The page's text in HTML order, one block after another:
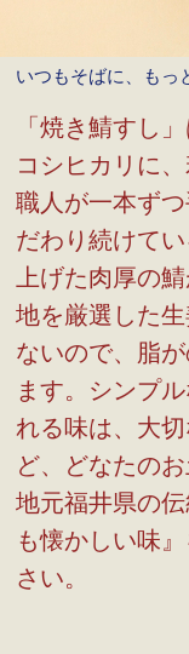
いつもそばに、もっ
「焼き鯖すし
コシヒカリに
職人が一本ず
だわり続けて
上げた肉厚の
地を厳選した
ないので、脂
ます。シンプ
れる味は、大
ど、どなたの
地元福井県の
も懐かしい味
さい。